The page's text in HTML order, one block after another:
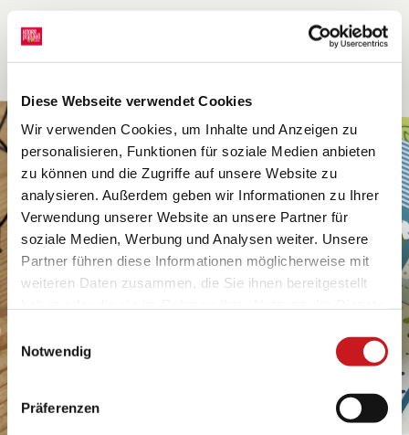
Diese Webseite verwendet Cookies
Wir verwenden Cookies, um Inhalte und Anzeigen zu
personalisieren, Funktionen für soziale Medien anbieten
zu können und die Zugriffe auf unsere Website zu
analysieren. Außerdem geben wir Informationen zu Ihrer
Verwendung unserer Website an unsere Partner für
soziale Medien, Werbung und Analysen weiter. Unsere
Partner führen diese Informationen möglicherweise mit
weiteren Daten zusammen, die Sie ihnen bereitgestellt
Datenschutzhinweisen
mehr darüber, wer wir sind, wie
personenbezogene Daten verarbeiten. Hier geht’s zum
Impressum.
Einwilligungsauswahl
Notwendig
Präferenzen